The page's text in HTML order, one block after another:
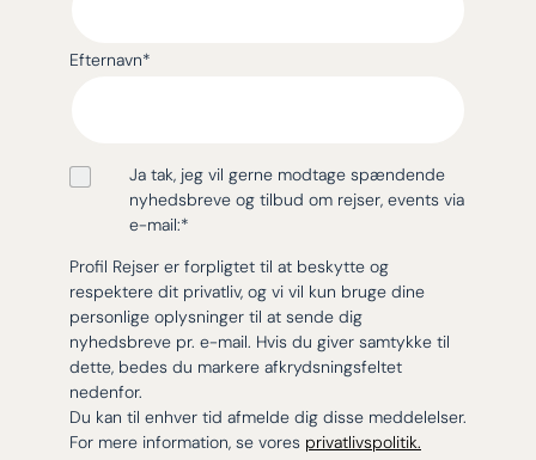
Efternavn*
Ja tak, jeg vil gerne modtage spændende
nyhedsbreve og tilbud om rejser, events via
e-mail:*
Profil Rejser er forpligtet til at beskytte og
respektere dit privatliv, og vi vil kun bruge dine
personlige oplysninger til at sende dig
nyhedsbreve pr. e-mail. Hvis du giver samtykke til
dette, bedes du markere afkrydsningsfeltet
nedenfor.
Du kan til enhver tid afmelde dig disse meddelelser.
For mere information, se vores privatlivspolitik.